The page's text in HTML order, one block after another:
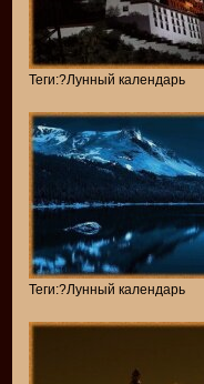
Теги:?Лунный календарь
Теги:?Лунный календарь